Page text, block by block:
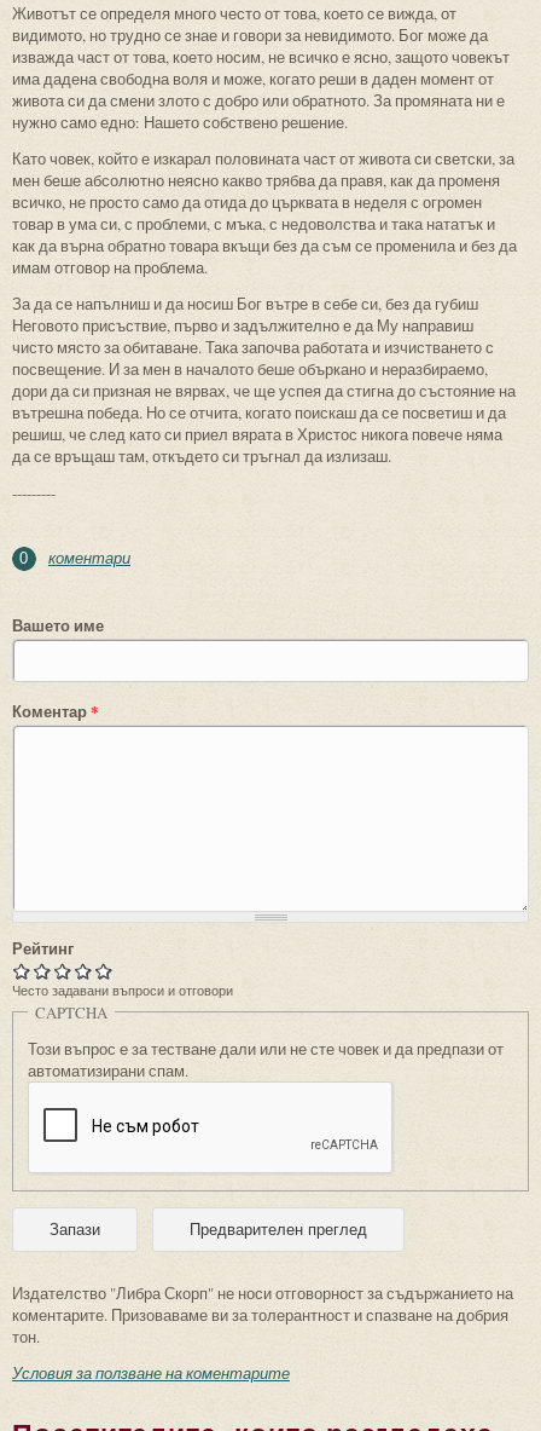
Животът се определя много често от това, което се вижда, от
видимото, но трудно се знае и говори за невидимото. Бог може да
изважда част от това, което носим, не всичко е ясно, защото човекът
има дадена свободна воля и може, когато реши в даден момент от
живота си да смени злото с добро или обратното. За промяната ни е
нужно само едно: Нашето собствено решение.
Като човек, който е изкарал половината част от живота си светски, за
мен беше абсолютно неясно какво трябва да правя, как да променя
всичко, не просто само да отида до църквата в неделя с огромен
товар в ума си, с проблеми, с мъка, с недоволства и така нататък и
как да върна обратно товара вкъщи без да съм се променила и без да
имам отговор на проблема.
За да се напълниш и да носиш Бог вътре в себе си, без да губиш
Неговото присъствие, първо и задължително е да Му направиш
чисто място за обитаване. Така започва работата и изчистването с
посвещение. И за мен в началото беше объркано и неразбираемо,
дори да си призная не вярвах, че ще успея да стигна до състояние на
вътрешна победа. Но се отчита, когато поискаш да се посветиш и да
решиш, че след като си приел вярата в Христос никога повече няма
да се връщаш там, откъдето си тръгнал да излизаш.
---------
0 коментари
Вашето име
Коментар*
Рейтинг
Често задавани въпроси и отговори
CAPTCHA
Този въпрос е за тестване дали или не сте човек и да предпази от
автоматизирани спам.
Издателство "Либра Скорп" не носи отговорност за съдържанието на
коментарите. Призоваваме ви за толерантност и спазване на добрия
тон.
Условия за ползване на коментарите